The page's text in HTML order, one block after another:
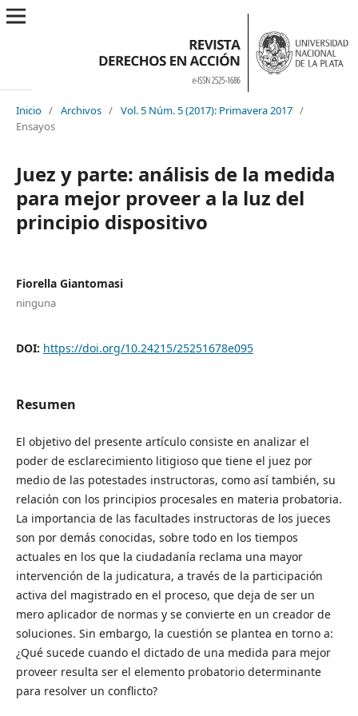
Inicio / Archivos / Vol. 5 Núm. 5 (2017): Primavera 2017 /
Ensayos
Juez y parte: análisis de la medida
para mejor proveer a la luz del
principio dispositivo
Fiorella Giantomasi
ninguna
DOI: https://doi.org/10.24215/25251678e095
Resumen
El objetivo del presente artículo consiste en analizar el
poder de esclarecimiento litigioso que tiene el juez por
medio de las potestades instructoras, como así también, su
relación con los principios procesales en materia probatoria.
La importancia de las facultades instructoras de los jueces
son por demás conocidas, sobre todo en los tiempos
actuales en los que la ciudadanía reclama una mayor
intervención de la judicatura, a través de la participación
activa del magistrado en el proceso, que deja de ser un
mero aplicador de normas y se convierte en un creador de
soluciones. Sin embargo, la cuestión se plantea en torno a:
¿Qué sucede cuando el dictado de una medida para mejor
proveer resulta ser el elemento probatorio determinante
para resolver un conflicto?